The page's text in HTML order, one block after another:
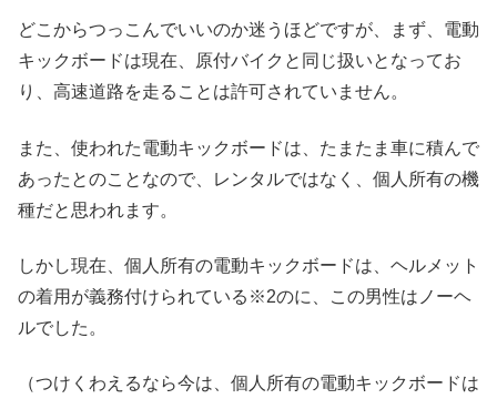
どこからつっこんでいいのか迷うほどですが、まず、電動
キックボードは現在、原付バイクと同じ扱いとなってお
り、高速道路を走ることは許可されていません。
また、使われた電動キックボードは、たまたま車に積んで
あったとのことなので、レンタルではなく、個人所有の機
種だと思われます。
しかし現在、個人所有の電動キックボードは、ヘルメット
の着用が義務付けられている※2のに、この男性はノーヘ
ルでした。
（つけくわえるなら今は、個人所有の電動キックボードは